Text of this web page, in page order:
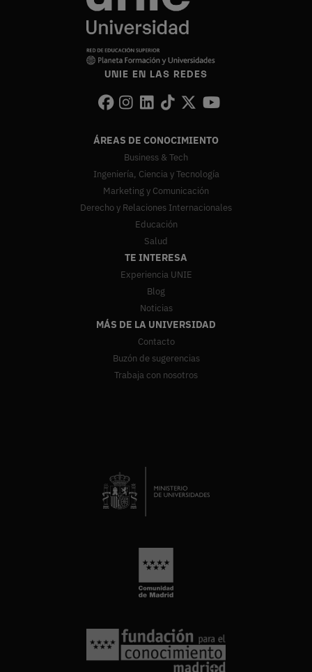
UNIE EN LAS REDES
ÁREAS DE CONOCIMIENTO
Business & Tech
Ingeniería, Ciencia y Tecnología
Marketing y Comunicación
Derecho y Relaciones Internacionales
Educación
Salud
TE INTERESA
Experiencia UNIE
Blog
Noticias
MÁS DE LA UNIVERSIDAD
Contacto
Buzón de sugerencias
Trabaja con nosotros